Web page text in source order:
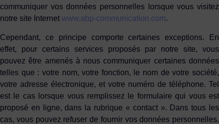
communiquer vos données personnelles lorsque vous visitez
notre site Internet www.abp-communication.com.
Cependant, ce principe comporte certaines exceptions. En
effet, pour certains services proposés par notre site, vous
pouvez être amenés à nous communiquer certaines données
telles que : votre nom, votre fonction, le nom de votre société,
votre adresse électronique, et votre numéro de téléphone. Tel
est le cas lorsque vous remplissez le formulaire qui vous est
proposé en ligne, dans la rubrique « contact ». Dans tous les
cas, vous pouvez refuser de fournir vos données personnelles.